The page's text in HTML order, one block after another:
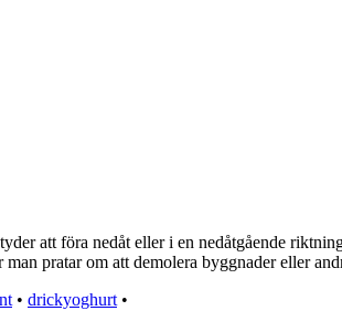
att föra nedåt eller i en nedåtgående
pratar om att demolera byggnader eller
• drickyoghurt •